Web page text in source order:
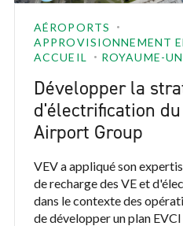
AÉROPORTS
APPROVISIONNEMENT
ACCUEIL
ROYAUME-
Développer la
d'électrification
Airport Group
VEV a appliqué son
de recharge des VE et
dans le contexte des
de développer un plan